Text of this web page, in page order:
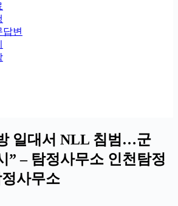
변
일대서 NLL 침범…군
” – 탐정사무소 인천탐정
사무소